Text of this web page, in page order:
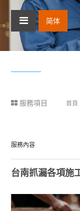
简体
首頁
服務項目
服務內容
台南抓漏各項施